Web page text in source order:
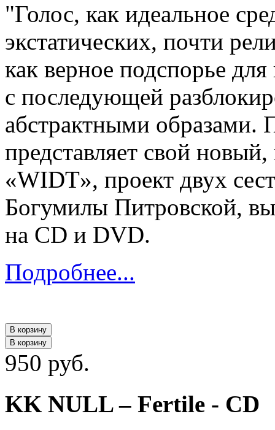
"Голос, как идеальное
экстатических, почти
как верное подспорье
с последующей
абстрактными образами.
представляет свой
«WIDT», проект двух
Богумилы Питровской,
на CD и DVD.
Подробнее...
В корзину
В корзину
950 руб.
KK NULL – Fertile - CD